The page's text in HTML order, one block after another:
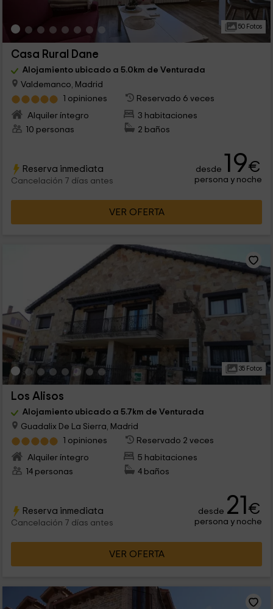
50 Fotos
Casa Rural Dane
Alojamiento ubicado a 5.0km de Venturada
Valdemanco, Madrid
1 opiniones
Reservado 6 veces
Alquiler íntegro
3 habitaciones
10 personas
2 baños
Reserva inmediata
Cancelación 7 días antes
desde 19€
persona y noche
VER OFERTA
35 Fotos
Los Alisos
Alojamiento ubicado a 5.7km de Venturada
Guadalix De La Sierra, Madrid
1 opiniones
Reservado 2 veces
Alquiler íntegro
5 habitaciones
14 personas
4 baños
Reserva inmediata
Cancelación 7 días antes
desde 21€
persona y noche
VER OFERTA